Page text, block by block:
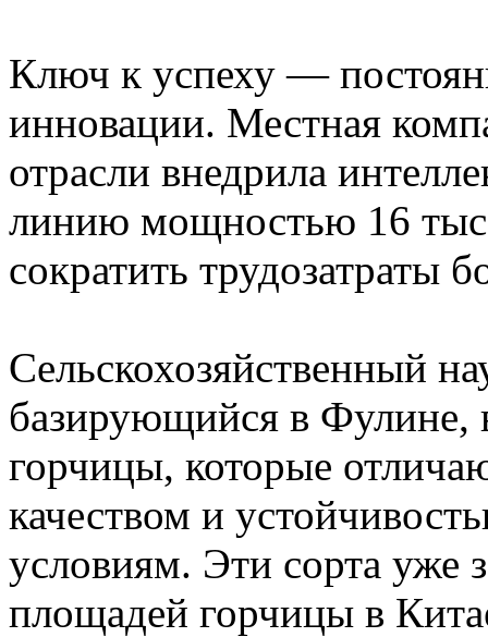
Ключ к успеху —
инновации. Местная
отрасли внедрила
линию мощностью 16
сократить трудозатраты
Сельскохозяйственный
базирующийся в Фулине,
горчицы, которые
качеством и
условиям. Эти сорта уже
площадей горчицы в